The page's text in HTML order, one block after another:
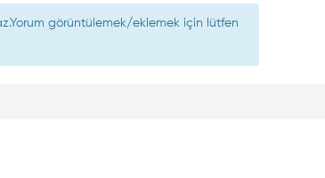
görüntülemek/eklemek için lütfen